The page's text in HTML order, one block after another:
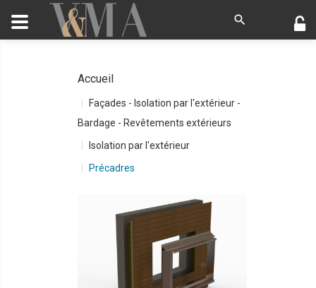
Accueil
Façades - Isolation par l'extérieur -
Bardage - Revêtements extérieurs
Isolation par l'extérieur
Précadres